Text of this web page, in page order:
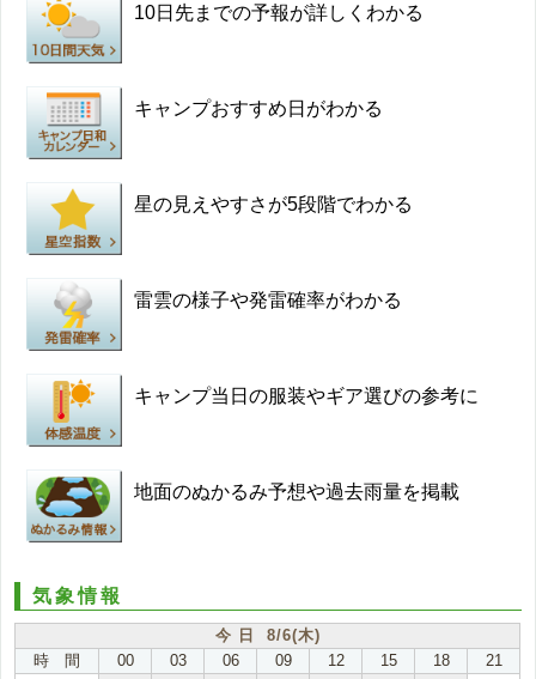
10日先までの予報が詳しくわかる
キャンプおすすめ日がわかる
星の見えやすさが5段階でわかる
雷雲の様子や発雷確率がわかる
キャンプ当日の服装やギア選びの参考に
地面のぬかるみ予想や過去雨量を掲載
気象情報
今 日 8/6(木)
時 間
00 03 06 09 12 15 18 21